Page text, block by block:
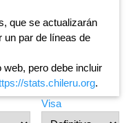
que se actualizarán
un par de líneas de
pero debe incluir
stats.chileru.org.
Visa